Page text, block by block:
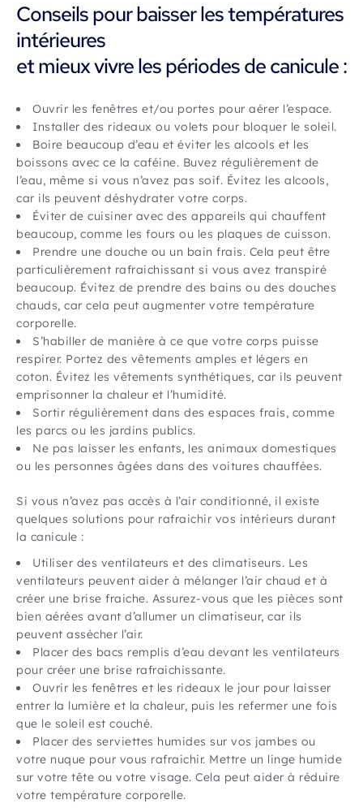
Conseils pour baisser les températures
intérieures
et mieux vivre les périodes de canicule :
Ouvrir les fenêtres et/ou portes pour aérer l’espace.
Installer des rideaux ou volets pour bloquer le soleil.
Boire beaucoup d’eau et éviter les alcools et les
boissons avec ce la caféine. Buvez régulièrement de
l’eau, même si vous n’avez pas soif. Évitez les alcools,
car ils peuvent déshydrater votre corps.
Éviter de cuisiner avec des appareils qui chauffent
beaucoup, comme les fours ou les plaques de cuisson.
Prendre une douche ou un bain frais. Cela peut être
particulièrement rafraichissant si vous avez transpiré
beaucoup. Évitez de prendre des bains ou des douches
chauds, car cela peut augmenter votre température
corporelle.
S’habiller de manière à ce que votre corps puisse
respirer. Portez des vêtements amples et légers en
coton. Évitez les vêtements synthétiques, car ils peuvent
emprisonner la chaleur et l’humidité.
Sortir régulièrement dans des espaces frais, comme
les parcs ou les jardins publics.
Ne pas laisser les enfants, les animaux domestiques
ou les personnes âgées dans des voitures chauffées.
Si vous n’avez pas accès à l’air conditionné, il existe
quelques solutions pour rafraichir vos intérieurs durant
la canicule :
Utiliser des ventilateurs et des climatiseurs. Les
ventilateurs peuvent aider à mélanger l’air chaud et à
créer une brise fraiche. Assurez-vous que les pièces sont
bien aérées avant d’allumer un climatiseur, car ils
peuvent assécher l’air.
Placer des bacs remplis d’eau devant les ventilateurs
pour créer une brise rafraichissante.
Ouvrir les fenêtres et les rideaux le jour pour laisser
entrer la lumière et la chaleur, puis les refermer une fois
que le soleil est couché.
Placer des serviettes humides sur vos jambes ou
votre nuque pour vous rafraichir. Mettre un linge humide
sur votre tête ou votre visage. Cela peut aider à réduire
votre température corporelle.